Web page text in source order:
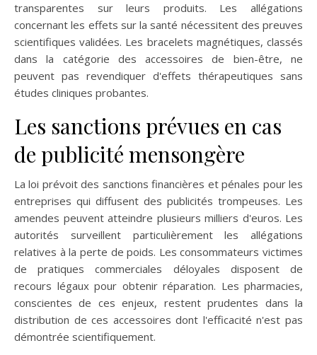
transparentes sur leurs produits. Les allégations
concernant les effets sur la santé nécessitent des preuves
scientifiques validées. Les bracelets magnétiques, classés
dans la catégorie des accessoires de bien-être, ne
peuvent pas revendiquer d'effets thérapeutiques sans
études cliniques probantes.
Les sanctions prévues en cas
de publicité mensongère
La loi prévoit des sanctions financières et pénales pour les
entreprises qui diffusent des publicités trompeuses. Les
amendes peuvent atteindre plusieurs milliers d'euros. Les
autorités surveillent particulièrement les allégations
relatives à la perte de poids. Les consommateurs victimes
de pratiques commerciales déloyales disposent de
recours légaux pour obtenir réparation. Les pharmacies,
conscientes de ces enjeux, restent prudentes dans la
distribution de ces accessoires dont l'efficacité n'est pas
démontrée scientifiquement.